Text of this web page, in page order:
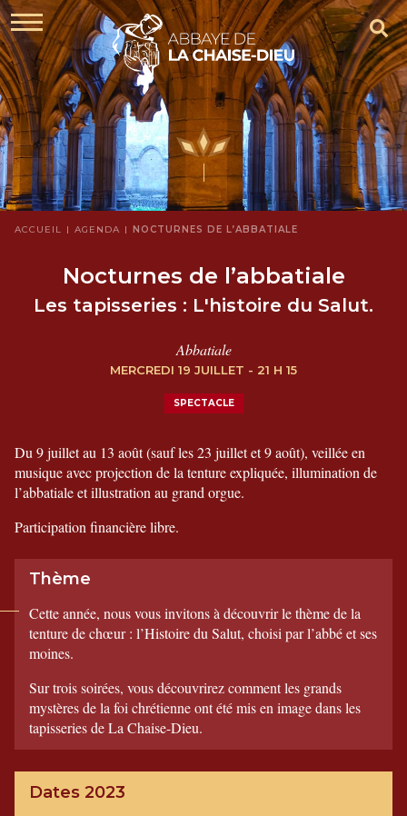
ACCUEIL AGENDA NOCTURNES DE L’ABBATIALE
Nocturnes de l’abbatiale
Les tapisseries : L'histoire du Salut.
Abbatiale
MERCREDI 19 JUILLET - 21 H 15
SPECTACLE
Du 9 juillet au 13 août (sauf les 23 juillet et 9 août), veillée en
musique avec projection de la tenture expliquée, illumination de
l’abbatiale et illustration au grand orgue.
Participation financière libre.
Thème
Cette année, nous vous invitons à découvrir le thème de la
tenture de chœur : l’Histoire du Salut, choisi par l’abbé et ses
moines.
Sur trois soirées, vous découvrirez comment les grands
mystères de la foi chrétienne ont été mis en image dans les
tapisseries de La Chaise-Dieu.
Dates 2023